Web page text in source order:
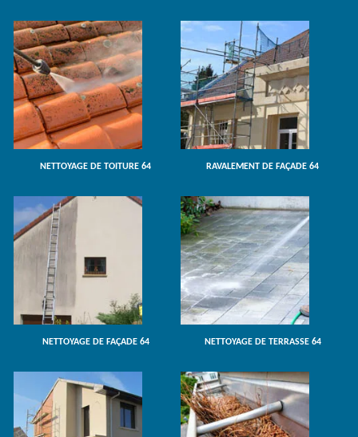
NETTOYAGE DE TOITURE 64 RAVALEMENT DE FAÇADE 64
NETTOYAGE DE FAÇADE 64 NETTOYAGE DE TERRASSE 64